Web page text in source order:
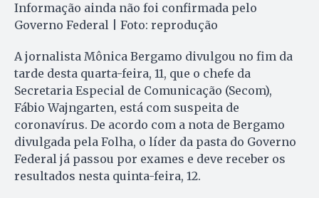
Informação ainda não foi confirmada pelo
Governo Federal | Foto: reprodução
A jornalista Mônica Bergamo divulgou no fim da
tarde desta quarta-feira, 11, que o chefe da
Secretaria Especial de Comunicação (Secom),
Fábio Wajngarten, está com suspeita de
coronavírus. De acordo com a nota de Bergamo
divulgada pela Folha, o líder da pasta do Governo
Federal já passou por exames e deve receber os
resultados nesta quinta-feira, 12.